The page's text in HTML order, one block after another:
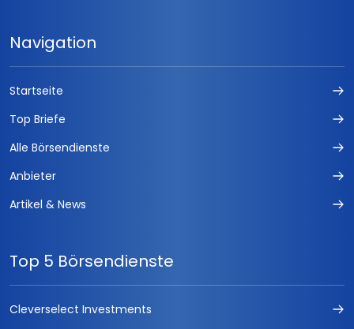
Navigation
Startseite
Top Briefe
Alle Börsendienste
Anbieter
Artikel & News
Top 5 Börsendienste
Cleverselect Investments